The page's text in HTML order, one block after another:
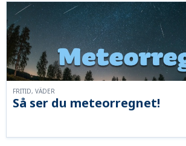
Så ser du meteorregnet!
FRITID, VÄDER